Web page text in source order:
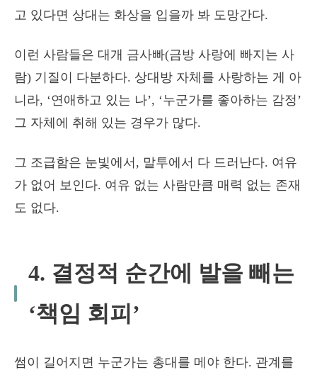
고 있다면 상대는 화상을 입을까 봐 도망간다.
이런 사람들은 대개 금사빠(금방 사랑에 빠지는 사
람) 기질이 다분하다. 상대방 자체를 사랑하는 게 아
니라, ‘연애하고 있는 나’, ‘누군가를 좋아하는 감정’
그 자체에 취해 있는 경우가 많다.
그 조급함은 눈빛에서, 말투에서 다 드러난다. 여유
가 없어 보인다. 여유 없는 사람만큼 매력 없는 존재
도 없다.
4. 결정적 순간에 발을 빼는
‘책임 회피’
썸이 길어지면 누군가는 총대를 메야 한다. 관계를